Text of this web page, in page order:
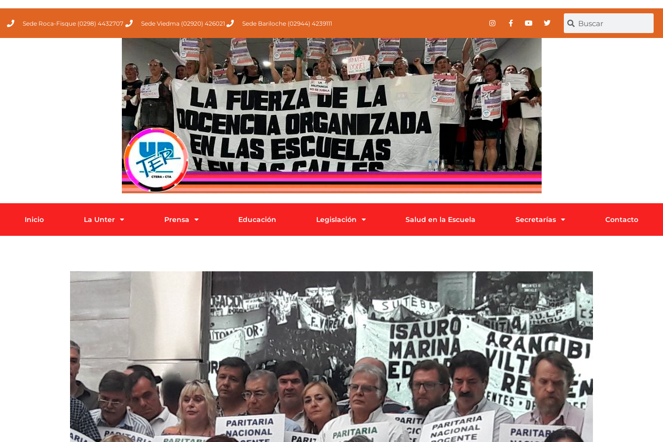
Sede Roca-Fisque (0298) 4432707 Sede Viedma (02920) 426021 Sede Bariloche (02944) 4239111
Inicio La Unter Prensa Educación Legislación Salud en la Escuela Secretarías Contacto